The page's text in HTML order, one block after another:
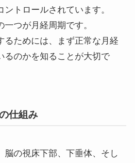
トロールされています。
つが月経周期です。
るためには、まず正常な月経
るのかを知ることが大切で
仕組み
脳の視床下部、下垂体、そし